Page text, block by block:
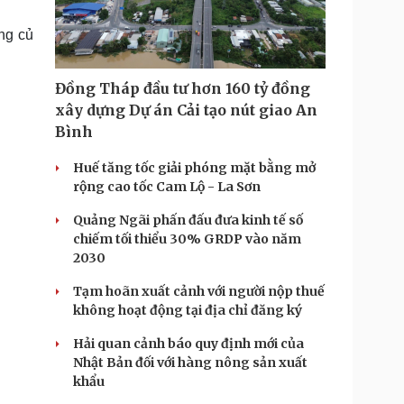
Doanh nghiệp 24h
nhân
Vì cộng đồng
Tin Công nghệ
Trải nghiệm
Chuyển đổi số
Podcast
Câu chuyện thời sự
Cửa sổ tình yêu
Kể chuyện cho bé
Hạt giống tâm hồn
củ
Đồng Tháp đầu tư hơn 160 tỷ đồng
xây dựng Dự án Cải tạo nút giao An
Bình
Huế tăng tốc giải phóng mặt bằng mở
rộng cao tốc Cam Lộ - La Sơn
Quảng Ngãi phấn đấu đưa kinh tế số
chiếm tối thiểu 30% GRDP vào năm
2030
Tạm hoãn xuất cảnh với người nộp thuế
không hoạt động tại địa chỉ đăng ký
Hải quan cảnh báo quy định mới của
Nhật Bản đối với hàng nông sản xuất
khẩu